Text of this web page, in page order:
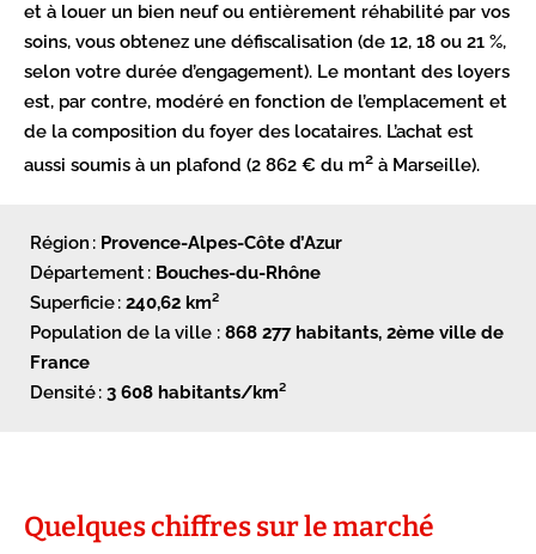
et à louer un bien neuf ou entièrement réhabilité par vos
soins, vous obtenez une défiscalisation (de 12, 18 ou 21 %,
selon votre durée d’engagement). Le montant des loyers
est, par contre, modéré en fonction de l’emplacement et
de la composition du foyer des locataires. L’achat est
aussi soumis à un plafond (2 862 € du m2 à Marseille).
Région : Provence-Alpes-Côte d’Azur
Département : Bouches-du-Rhône
Superficie : 240,62 km²
Population de la ville : 868 277 habitants, 2ème ville de
France
Densité : 3 608 habitants/km²
Quelques chiffres sur le marché